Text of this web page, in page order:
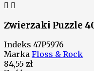
 
Zwierzaki Puzzle
Indeks 47P5976
Marka Floss & Rock
84,55 zł